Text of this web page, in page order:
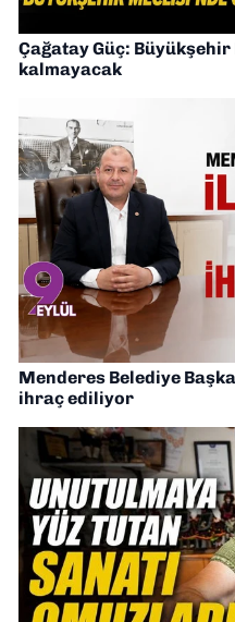
Çağatay Güç: Büyükşehir
kalmayacak
Menderes Belediye
ihraç ediliyor